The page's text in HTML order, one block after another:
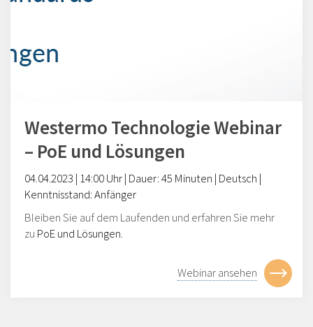
Westermo Technologie Webinar
– PoE und Lösungen
04.04.2023 | 14:00Uhr | Dauer: 45 Minuten | Deutsch |
Kenntnisstand:Anfänger
Bleiben Sie auf dem Laufenden und erfahren Sie mehr
zu PoE und Lösungen.
Webinar ansehen